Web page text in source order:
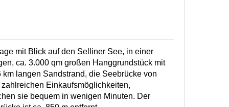
mit Blick auf den Selliner See, in einer
ca. 3.000 qm großen Hanggrundstück mit
langen Sandstrand, die Seebrücke von
Einkaufsmöglichkeiten,
sie bequem in wenigen Minuten. Der